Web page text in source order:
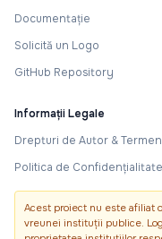
Documentație
Solicită un Logo
GitHub Repository
Informații Legale
Drepturi de Autor &
Politica de Confidențialitate
Acest proiect nu este afiliat
vreunei instituții publice.